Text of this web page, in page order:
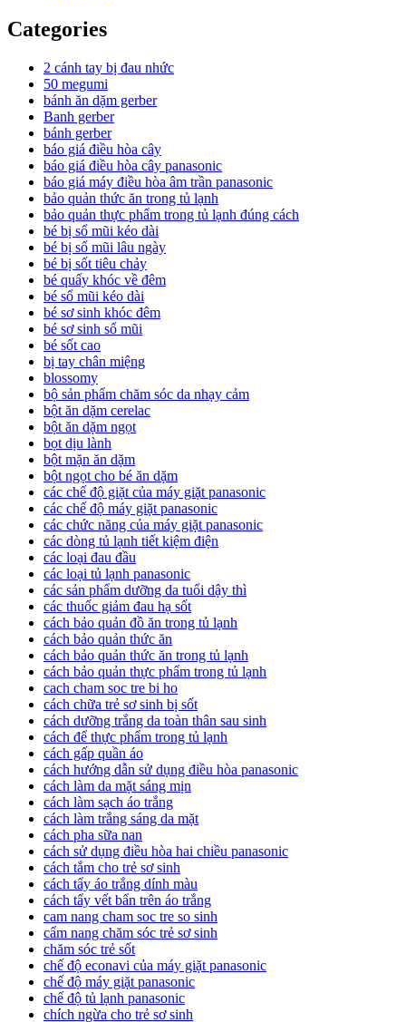
Categories
2 cánh tay bị đau nhức
50 megumi
bánh ăn dặm gerber
Banh gerber
bánh gerber
báo giá điều hòa cây
báo giá điều hòa cây panasonic
báo giá máy điều hòa âm trần panasonic
bảo quản thức ăn trong tủ lạnh
bảo quản thực phẩm trong tủ lạnh đúng cách
bé bị sổ mũi kéo dài
bé bị sổ mũi lâu ngày
bé bị sốt tiêu chảy
bé quấy khóc về đêm
bé sổ mũi kéo dài
bé sơ sinh khóc đêm
bé sơ sinh sổ mũi
bé sốt cao
bị tay chân miệng
blossomy
bộ sản phẩm chăm sóc da nhạy cảm
bột ăn dặm cerelac
bột ăn dặm ngọt
bọt dịu lành
bột mặn ăn dặm
bột ngọt cho bé ăn dặm
các chế độ giặt của máy giặt panasonic
các chế độ máy giặt panasonic
các chức năng của máy giặt panasonic
các dòng tủ lạnh tiết kiệm điện
các loại đau đầu
các loại tủ lạnh panasonic
các sản phẩm dưỡng da tuổi dậy thì
các thuốc giảm đau hạ sốt
cách bảo quản đồ ăn trong tủ lạnh
cách bảo quản thức ăn
cách bảo quản thức ăn trong tủ lạnh
cách bảo quản thực phẩm trong tủ lạnh
cach cham soc tre bi ho
cách chữa trẻ sơ sinh bị sốt
cách dưỡng trắng da toàn thân sau sinh
cách để thực phẩm trong tủ lạnh
cách gấp quần áo
cách hướng dẫn sử dụng điều hòa panasonic
cách làm da mặt sáng mịn
cách làm sạch áo trắng
cách làm trắng sáng da mặt
cách pha sữa nan
cách sử dụng điều hòa hai chiều panasonic
cách tắm cho trẻ sơ sinh
cách tẩy áo trắng dính màu
cách tẩy vết bẩn trên áo trắng
cam nang cham soc tre so sinh
cẩm nang chăm sóc trẻ sơ sinh
chăm sóc trẻ sốt
chế độ econavi của máy giặt panasonic
chế độ máy giặt panasonic
chế độ tủ lạnh panasonic
chích ngừa cho trẻ sơ sinh